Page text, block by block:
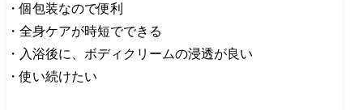
・個包装なので便利
・全身ケアが時短でできる
・入浴後に、ボディクリームの浸透が良い
・使い続けたい